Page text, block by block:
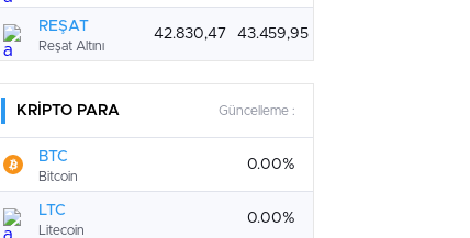
REŞAT
Reşat Altını
42.830,47 43.459,95
KRİPTO PARA Güncelleme :
BTC
Bitcoin
0.00%
LTC
Litecoin
0.00%